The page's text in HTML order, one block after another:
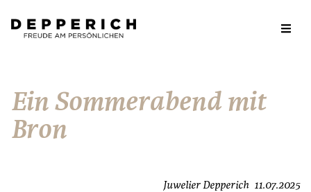
Ein Sommerabend mit
Bron
Juwelier Depperich 11.07.2025